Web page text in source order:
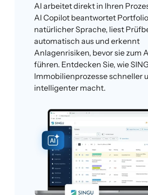
AI arbeitet direkt in Ihren
AI Copilot beantwortet
natürlicher Sprache, liest
automatisch aus und erkennt
Anlagenrisiken, bevor sie zum
führen. Entdecken Sie, wie
Immobilienprozesse schneller
intelligenter macht.